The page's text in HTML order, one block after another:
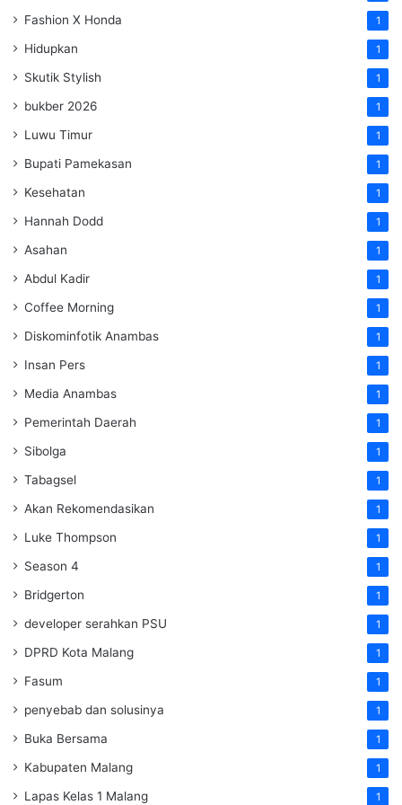
Fashion X Honda 1
Hidupkan 1
Skutik Stylish 1
bukber 2026 1
Luwu Timur 1
Bupati Pamekasan 1
Kesehatan 1
Hannah Dodd 1
Asahan 1
Abdul Kadir 1
Coffee Morning 1
Diskominfotik Anambas 1
Insan Pers 1
Media Anambas 1
Pemerintah Daerah 1
Sibolga 1
Tabagsel 1
Akan Rekomendasikan 1
Luke Thompson 1
Season 4 1
Bridgerton 1
developer serahkan PSU 1
DPRD Kota Malang 1
Fasum 1
penyebab dan solusinya 1
Buka Bersama 1
Kabupaten Malang 1
Lapas Kelas 1 Malang 1